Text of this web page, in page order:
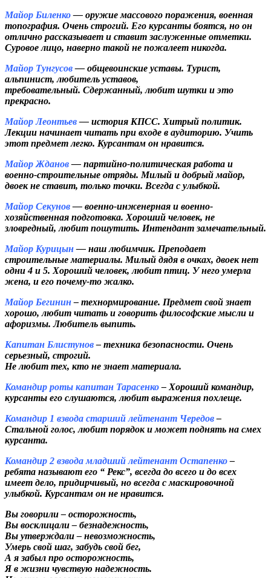
Майор Биленко— оружие массового поражения, военная
топография. Очень строгий. Его курсанты боятся, но он
отлично рассказывает и ставит заслуженные отметки.
Суровое лицо, наверно такой не пожалеет никогда.
Майор Тунгусов— общевоинские уставы. Турист,
альпинист, любитель уставов,
требовательный. Сдержанный, любит шутки и это
прекрасно.
Майор Леонтьев— история КПСС. Хитрый политик.
Лекции начинает читать при входе в аудиторию. Учить
этот предмет легко. Курсантам он нравится.
Майор Жданов— партийно-политическая работа и
военно-строительные отряды. Милый и добрый майор,
двоек не ставит, только точки. Всегда с улыбкой.
Майор Секунов— военно-инженерная и военно-
хозяйственная подготовка. Хороший человек, не
зловредный, любит пошутить. Интендант замечательный.
Майор Курицын— наш любимчик. Преподает
строительные материалы. Милый дядя в очках, двоек нет
одни 4 и 5. Хороший человек, любит птиц. У него умерла
жена, и его почему-то жалко.
Майор Бегинин– технормирование. Предмет свой знает
хорошо, любит читать и говорить философские мысли и
афоризмы. Любитель выпить.
Капитан Блистунов– техника безопасности. Очень
серьезный, строгий.
Не любит тех, кто не знает материала.
Командир роты капитан Тарасенко– Хороший командир,
курсанты его слушаются, любит выражения похлеще.
Командир 1 взвода старший лейтенант Чередов–
Стальной голос, любит порядок и может поднять на смех
курсанта.
Командир 2 взвода младший лейтенант Остапенко–
ребята называют его “ Рекс”, всегда до всего и до всех
имеет дело, придирчивый, но всегда смаскировочной
улыбкой. Курсантам он не нравится.
Вы говорили – осторожность,
Вы восклицали – безнадежность,
Вы утверждали – невозможность,
Умерь свой шаг, забудь свой бег,
А я забыл про осторожность,
Я в жизни чувствую надежность.